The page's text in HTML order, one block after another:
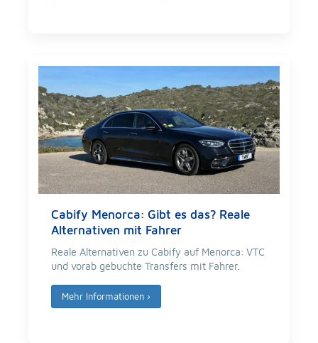
Cabify Menorca: Gibt es das? Reale
Alternativen mit Fahrer
Reale Alternativen zu Cabify auf Menorca: VTC
und vorab gebuchte Transfers mit Fahrer.
Mehr Informationen ›